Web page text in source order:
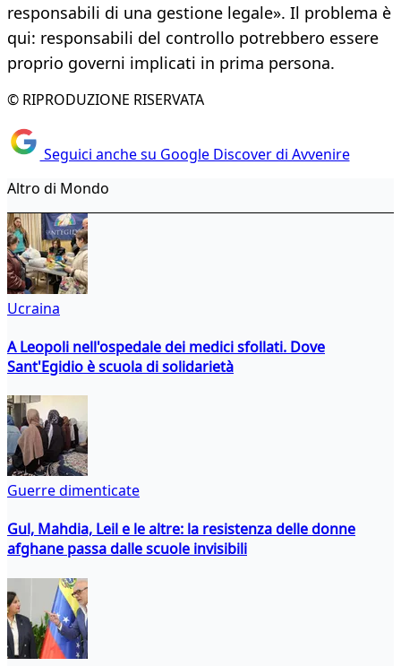
responsabili di una gestione legale». Il problema è
qui: responsabili del controllo potrebbero essere
proprio governi implicati in prima persona.
© RIPRODUZIONE RISERVATA
Seguici anche su Google Discover di Avvenire
Altro di Mondo
Ucraina
A Leopoli nell'ospedale dei medici sfollati. Dove
Sant'Egidio è scuola di solidarietà
Guerre dimenticate
Gul, Mahdia, Leil e le altre: la resistenza delle donne
afghane passa dalle scuole invisibili